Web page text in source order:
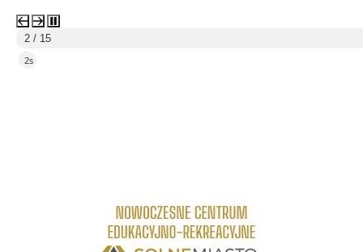
3 / 15
5s
link do strony Centrum Edukacyjno Rekreacyjne